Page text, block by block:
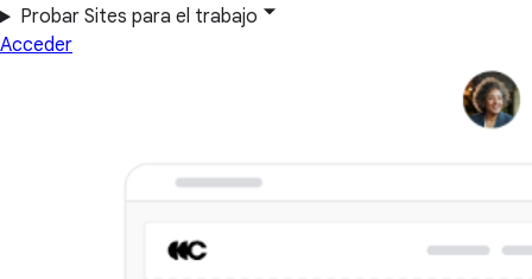
Probar Sites para el trabajo
Acceder